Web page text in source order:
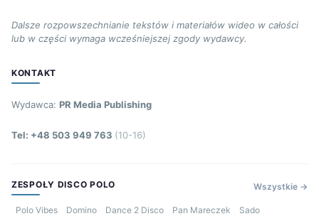
Dalsze rozpowszechnianie tekstów i materiałów wideo w całości
lub w części wymaga wcześniejszej zgody wydawcy.
KONTAKT
Wydawca: PR Media Publishing
Tel: +48 503 949 763 (10-16)
ZESPOŁY DISCO POLO Wszystkie →
Polo Vibes Domino Dance 2 Disco Pan Mareczek Sado